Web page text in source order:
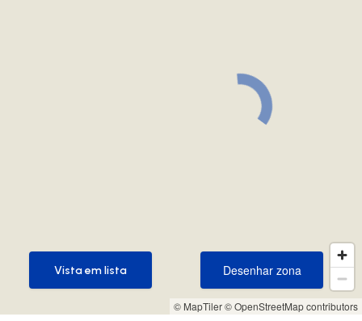
© MapTiler© OpenStreetMap contributors
Desenhar zona
Desenhar zona
Vista em lista
Vista em lista